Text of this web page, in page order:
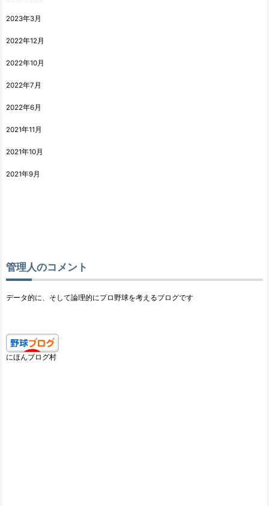
2023年3月
2022年12月
2022年10月
2022年7月
2022年6月
2021年11月
2021年10月
2021年9月
管理人のコメント
データ的に、そして論理的にプロ野球を考えるブログです
にほんブログ村